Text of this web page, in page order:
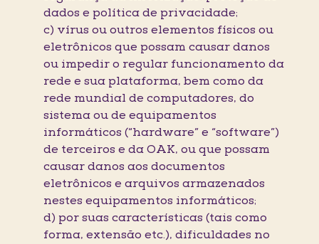
dados e política de privacidade;
c) vírus ou outros elementos físicos ou
eletrônicos que possam causar danos
ou impedir o regular funcionamento da
rede e sua plataforma, bem como da
rede mundial de computadores, do
sistema ou de equipamentos
informáticos (“hardware” e “software”)
de terceiros e da OAK, ou que possam
causar danos aos documentos
eletrônicos e arquivos armazenados
nestes equipamentos informáticos;
d) por suas características (tais como
forma, extensão etc.), dificuldades no